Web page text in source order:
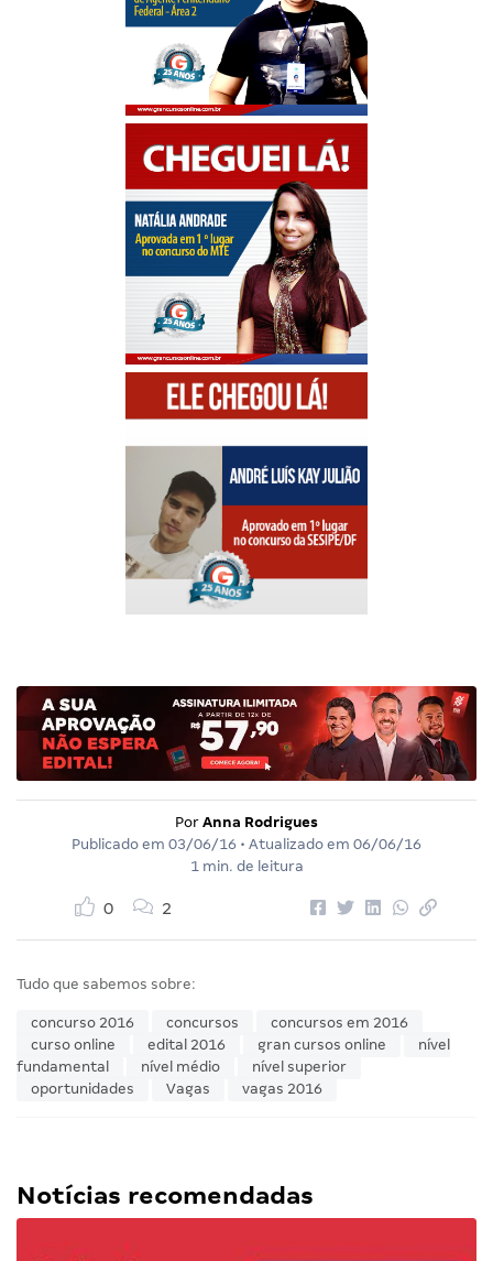
Por Anna Rodrigues
Publicado em 03/06/16 • Atualizado em 06/06/16
1 min. de leitura
0 2
Tudo que sabemos sobre:
concurso 2016 concursos
concursos em 2016
curso online
edital 2016 gran cursos online
nível
fundamental
nível médio
nível superior
oportunidades
Vagas vagas 2016
Notícias recomendadas